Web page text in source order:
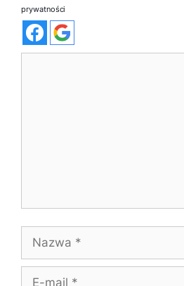
prywatności
Nazwa